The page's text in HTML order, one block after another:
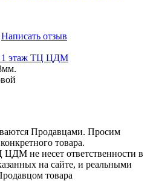
Написать отзыв
1 этаж ТЦ ЦДМ
Продавцами. Просим
товара.
не несет ответственности в
на сайте, и реальными
товара